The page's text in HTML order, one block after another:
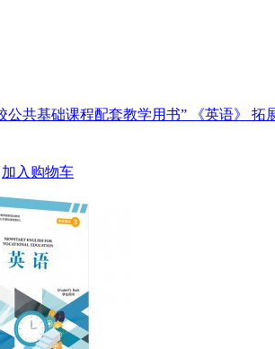
公共基础课程配套教学用书” 《英语》 拓
加入购物车